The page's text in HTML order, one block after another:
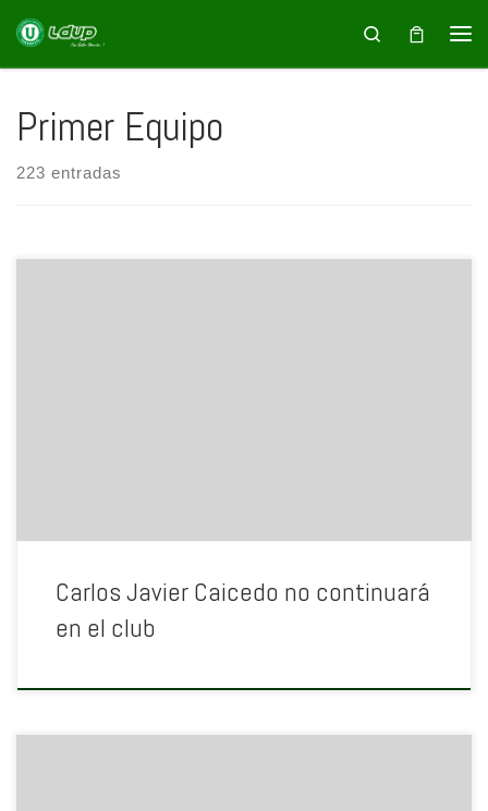
Saltar al contenido Search
Primer Equipo
223 entradas
Carlos Javier Caicedo no continuará
en el club